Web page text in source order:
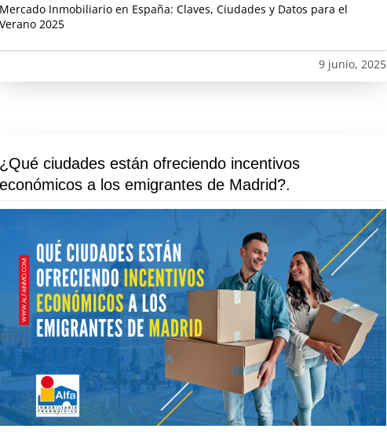
Mercado Inmobiliario en España: Claves, Ciudades y Datos para el
Verano 2025
9 junio, 2025
¿Qué ciudades están ofreciendo incentivos
económicos a los emigrantes de Madrid?.